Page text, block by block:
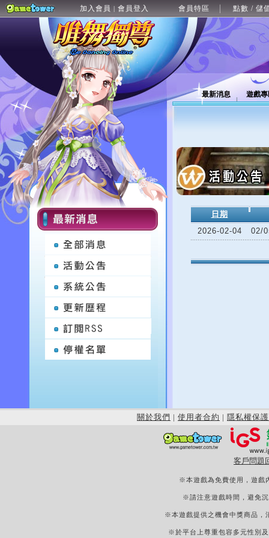
加入會員 | 會員登入 會員特區 點數 / 儲
最新消息 遊戲
日期
2026-02-04
02/
關於我們 | 使用者合約 | 隱私權保護
客戶問題
※本遊戲為免費使用，遊戲
※請注意遊戲時間，避免
※本遊戲提供之機會中獎商品，
※於平台上尊重包容多元性別